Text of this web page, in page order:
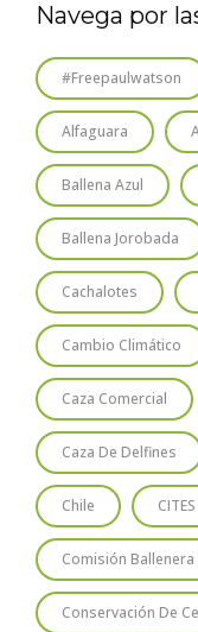
Navega por
#freepaulwatson
Alfaguara
Ballena Azul
Ballena Jorobada
Cachalotes
Cambio Climático
Caza Comercial
Caza De Delfines
Chile CITES
Comisión
Conservación De